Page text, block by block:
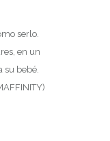
serlo.
en un
su bebé.